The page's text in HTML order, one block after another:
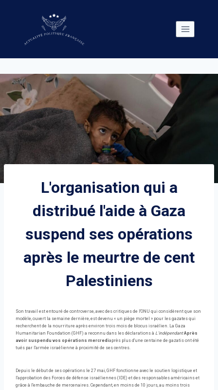
L'organisation qui a
distribué l'aide à Gaza
suspend ses opérations
après le meurtre de cent
Palestiniens
Son travail est entouré de controverse, avec des critiques de l'ONU qui considèrent que son
modèle, ouvert la semaine dernière, est devenu « un piège mortel » pour les gazates qui
recherchent de la nourriture après environ trois mois de blocus israélien. La Gaza
Humanitarian Foundation (GHF) a reconnu dans les déclarations à L'indépendant Après
avoir suspendu vos opérations mercrediaprès plus d'une centaine de gazatis ont été
tués par l'armée israélienne à proximité de ses centres.
Depuis le début de ses opérations le 27 mai, GHF fonctionne avec le soutien logistique et
l'approbation des Forces de défense israéliennes (IDE) et des responsables américains et
grâce à l'embauche de mercenaires. Cependant, en moins de 10 jours, au moins trois